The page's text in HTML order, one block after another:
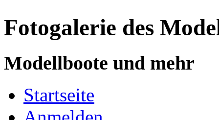
Fotogalerie des
Modellboote und mehr
Startseite